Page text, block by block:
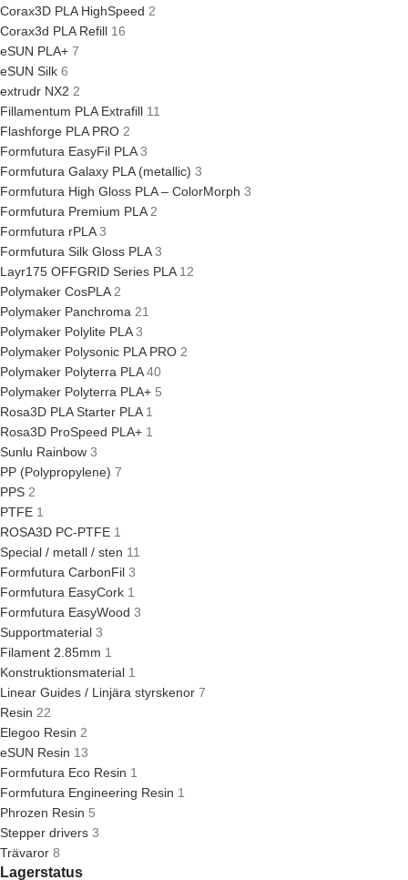
Corax3D PLA HighSpeed 2
Corax3d PLA Refill 16
eSUN PLA+ 7
eSUN Silk 6
extrudr NX2 2
Fillamentum PLA Extrafill 11
Flashforge PLA PRO 2
Formfutura EasyFil PLA 3
Formfutura Galaxy PLA (metallic) 3
Formfutura High Gloss PLA – ColorMorph 3
Formfutura Premium PLA 2
Formfutura rPLA 3
Formfutura Silk Gloss PLA 3
Layr175 OFFGRID Series PLA 12
Polymaker CosPLA 2
Polymaker Panchroma 21
Polymaker Polylite PLA 3
Polymaker Polysonic PLA PRO 2
Polymaker Polyterra PLA 40
Polymaker Polyterra PLA+ 5
Rosa3D PLA Starter PLA 1
Rosa3D ProSpeed PLA+ 1
Sunlu Rainbow 3
PP (Polypropylene) 7
PPS 2
PTFE 1
ROSA3D PC-PTFE 1
Special / metall / sten 11
Formfutura CarbonFil 3
Formfutura EasyCork 1
Formfutura EasyWood 3
Supportmaterial 3
Filament 2.85mm 1
Konstruktionsmaterial 1
Linear Guides / Linjära styrskenor 7
Resin 22
Elegoo Resin 2
eSUN Resin 13
Formfutura Eco Resin 1
Formfutura Engineering Resin 1
Phrozen Resin 5
Stepper drivers 3
Trävaror 8
Lagerstatus